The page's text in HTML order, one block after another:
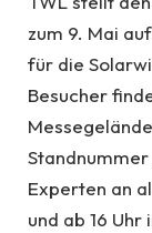
zum 9. Mai
für die
Besucher
Experten an
und ab 16